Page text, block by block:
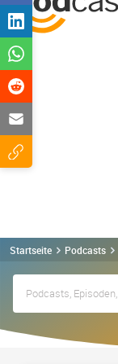
Startseite Podcasts